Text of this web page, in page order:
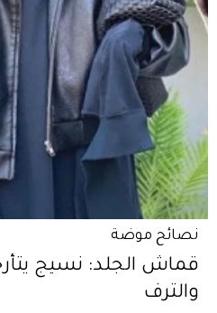
نصائح موضة
قماش الجلد: نسيج
والترف